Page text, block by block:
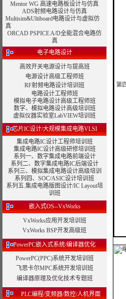
Mentor WG 高速电路板设计与仿真
ADS射频电路设计与仿真
Multisim&Ultiboard电路设计与虚拟仿
真
ORCAD PSPICE A/D全能混合电路仿
真
电子电路设计
高效开关电源设计与提高班
电源设计高级工程师班
RF射频电路设计培训班
电路设计工程师班
模拟电子电路设计高级工程师班
数字、模拟电路设计高级培训班
虚拟仪器实验室LabVIEW培训班
芯片IC设计/大规模集成电路VLSI
集成电路IC设计工程师培训班
集成电路IC设计高级研修培训班
系列一、数字集成电路前端设计
系列二、数字集成电路IC后端设计
系列三、模拟集成电路设计高级培训
系列四、SOC/ASIC设计培训班
系列五.集成电路版图设计/IC Layout培
训班
嵌入式OS--VxWorks
VxWorks应用开发培训班
VxWorks BSP开发高级班
PowerPC嵌入式系统/编译器优化
PowerPC(PPC)系统开发培训班
飞思卡尔MPC系统开发培训班
编译器原理及优化技术专题班
PLC编程/变频器/数控/人机界面
第